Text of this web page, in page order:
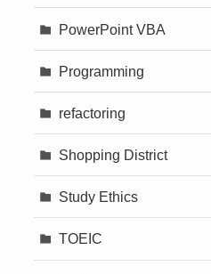
PowerPoint VBA
Programming
refactoring
Shopping District
Study Ethics
TOEIC